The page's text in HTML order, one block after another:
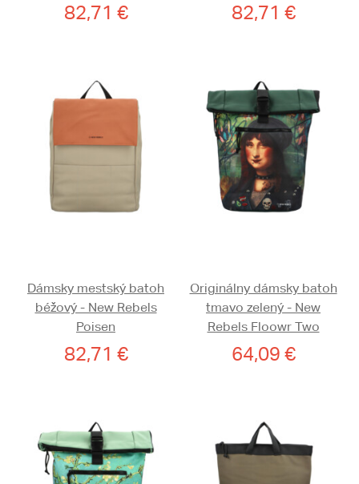
82,71 € 82,71 €
Dámsky mestský batoh
béžový - New Rebels
Poisen
82,71 €
Originálny dámsky batoh
tmavo zelený - New
Rebels Floowr Two
64,09 €